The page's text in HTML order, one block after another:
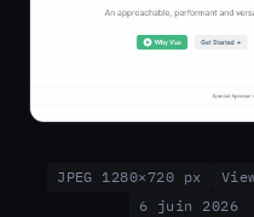
JPEG 1280×720 px
6 juin 2026